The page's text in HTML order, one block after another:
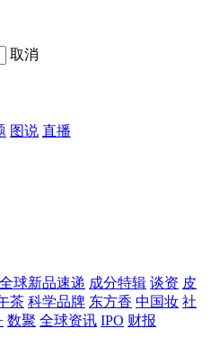
取消
图说 直播
全球新品速递 成分特辑 谈资 皮
茶 科学品牌 东方香 中国妆 社
数聚 全球资讯 IPO 财报